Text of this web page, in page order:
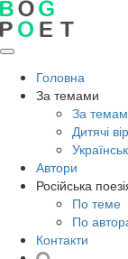
Головна
За темами
За
Дитячі
Автори
Російська
По теме
По
Контакти